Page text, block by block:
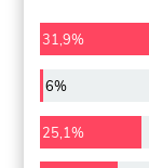
31,9%
6%
25,1%